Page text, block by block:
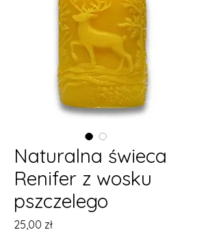
Naturalna świeca
Renifer z wosku
pszczelego
25,00 złCena